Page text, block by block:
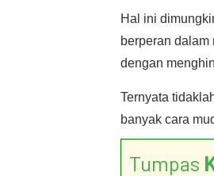
Hal ini
berperan
dengan
Ternyata
banyak cara
Tumpas